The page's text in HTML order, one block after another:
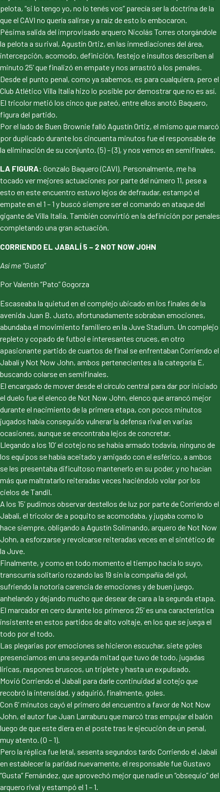
pelota, “si lo tengo yo, no lo tenés vos” parecía ser la doctrina de la
que el CAVI no quería salirse y a raíz de esto lo embocaron.
Pésima salida del improvisado arquero Nicolás Torres otorgándole
la pelota a su rival, Agustín Ortiz, en las inmediaciones del área,
intercepción, acomodo, definición, festejo e insultos describen al
minuto 25’ que finalizó en empate y nos arrastró a los penales.
Desde el punto penal, como ya sabemos, es para cualquiera, pero el
Club Atlético Villa Italia hizo lo posible por demostrar que no es así.
El tricolor metió los cinco que pateó, entre ellos anotó Baquero,
figura del partido.
Por el lado de Buen Brownie falló Agustín Ortiz, el mismo que marcó
por duplicado durante los cincuenta minutos fue el responsable de
la eliminación de su conjunto. (5) – (3), y nos vemos en semifinales.
LA FIGURA: Gonzalo Baquero (CAVI). Personalmente, me ha
tocado ver mejores actuaciones por parte del número 11, pese a
esto en este encuentro estuvo lejos de defraudar, estampó el
empate en el 1 – 1 y buscó siempre ser el comando en ataque del
gigante de Villa Italia. También convirtió en la definición por penales
completando una gran actuación.
CORRIENDO EL JABALÍ 5 – 2 NOT NOW JOHN
Así me “Gusta”
Por Valentín “Pato” Gogorza
Escaseaba la quietud en el complejo ubicado en los finales de la
avenida Juan B. Justo, afortunadamente sobraban emociones,
abundaba el movimiento familiero en la Juve Stadium. Un complejo
repleto y copado de futbol e interesantes cruces, en otro
apasionante partido de cuartos de final se enfrentaban Corriendo el
Jabalí y Not Now John, ambos pertenecientes a la categoría E,
buscando colarse en semifinales.
El encargado de mover desde el círculo central para dar por iniciado
el duelo fue el elenco de Not Now John, elenco que arrancó mejor
durante el nacimiento de la primera etapa, con pocos minutos
jugados había conseguido vulnerar la defensa rival en varias
ocasiones, aunque se encontraba lejos de concretar.
Llegando a los 10’ el cotejo no se había armado todavía, ninguno de
los equipos se había aceitado y amigado con el esférico, a ambos
se les presentaba dificultoso mantenerlo en su poder, y no hacían
más que maltratarlo reiteradas veces haciéndolo volar por los
cielos de Tandil.
A los 15’ pudimos observar destellos de luz por parte de Corriendo el
Jabalí, el tricolor de a poquito se acomodaba, y jugaba como lo
hace siempre, obligando a Agustín Solimando, arquero de Not Now
John, a esforzarse y revolcarse reiteradas veces en el sintético de
la Juve.
Finalmente, y como en todo momento el tiempo hacia lo suyo,
transcurría solitario rozando las 19 sin la compañía del gol,
sufriendo la notoria carencia de emociones y de buen juego,
anhelando y dejando mucho que desear de cara a la segunda etapa.
El marcador en cero durante los primeros 25’ es una característica
insistente en estos partidos de alto voltaje, en los que se juega el
todo por el todo.
Las plegarias por emociones se hicieron escuchar, siete goles
presenciamos en una segunda mitad que tuvo de todo, jugadas
liricas, raspones bruscos, un triplete y hasta un expulsado.
Movió Corriendo el Jabalí para darle continuidad al cotejo que
recobró la intensidad, y adquirió, finalmente, goles.
Con 6’ minutos cayó el primero del encuentro a favor de Not Now
John, el autor fue Juan Larraburu que marcó tras empujar el balón
luego de que este diera en el poste tras le ejecución de un penal,
muy atento. (0 – 1).
Pero la réplica fue letal, sesenta segundos tardo Corriendo el Jabalí
en establecer la paridad nuevamente, el responsable fue Gustavo
“Gusta” Fernández, que aprovechó mejor que nadie un “obsequio” del
arquero rival y estampó el 1 – 1.